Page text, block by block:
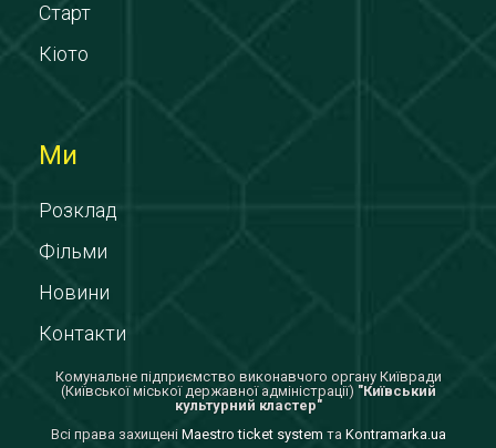
Старт
Кіото
Ми
Розклад
Фільми
Новини
Контакти
Комунальне підприємство виконавчого органу Київради
(Київської міської державної адміністрації) "Київський
культурний кластер"
Всi права захищенi Maestro ticket system та Kontramarka.ua